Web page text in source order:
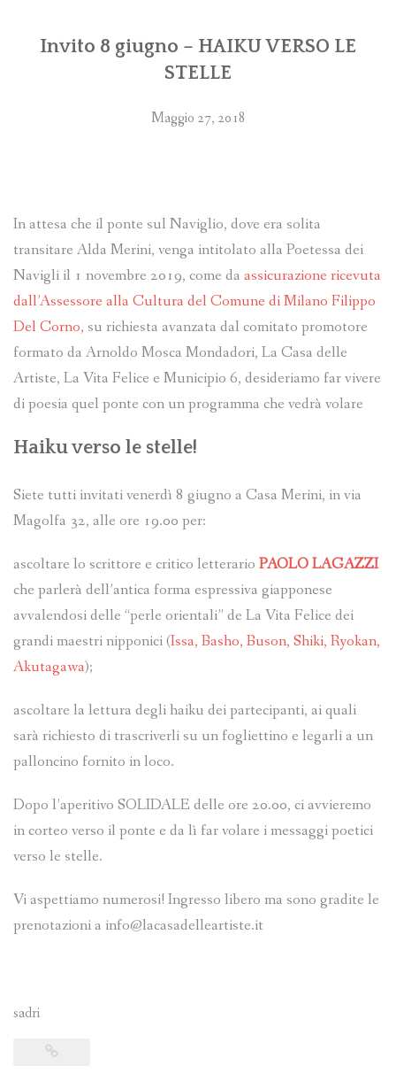
Invito 8 giugno – HAIKU VERSO LE
STELLE
Maggio 27, 2018
In attesa che il ponte sul Naviglio, dove era solita
transitare Alda Merini, venga intitolato alla Poetessa dei
Navigli il 1 novembre 2019, come da assicurazione ricevuta
dall’Assessore alla Cultura del Comune di Milano Filippo
Del Corno, su richiesta avanzata dal comitato promotore
formato da Arnoldo Mosca Mondadori, La Casa delle
Artiste, La Vita Felice e Municipio 6, desideriamo far vivere
di poesia quel ponte con un programma che vedrà volare
Haiku verso le stelle!
Siete tutti invitati venerdì 8 giugno a Casa Merini, in via
Magolfa 32, alle ore 19.00 per:
ascoltare lo scrittore e critico letterario PAOLO LAGAZZI
che parlerà dell’antica forma espressiva giapponese
avvalendosi delle “perle orientali” de La Vita Felice dei
grandi maestri nipponici (Issa, Basho, Buson, Shiki, Ryokan,
Akutagawa);
ascoltare la lettura degli haiku dei partecipanti, ai quali
sarà richiesto di trascriverli su un fogliettino e legarli a un
palloncino fornito in loco.
Dopo l’aperitivo SOLIDALE delle ore 20.00, ci avvieremo
in corteo verso il ponte e da lì far volare i messaggi poetici
verso le stelle.
Vi aspettiamo numerosi! Ingresso libero ma sono gradite le
prenotazioni a info@lacasadelleartiste.it
sadri